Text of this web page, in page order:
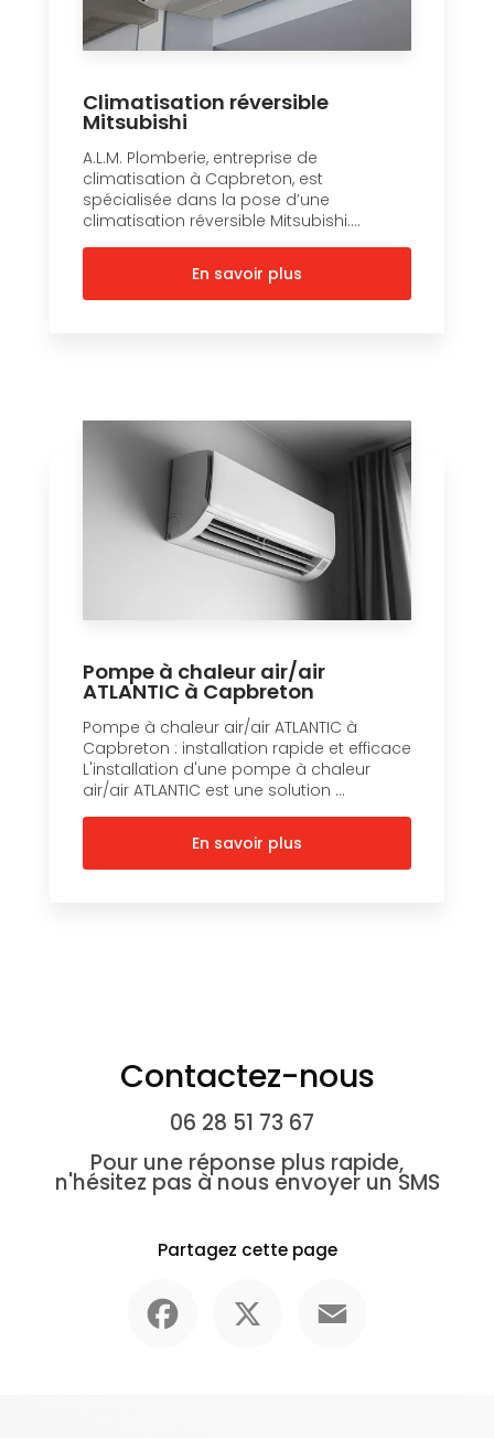
Climatisation réversible
Mitsubishi
A.L.M. Plomberie, entreprise de
climatisation à Capbreton, est
spécialisée dans la pose d’une
climatisation réversible Mitsubishi....
En savoir plus
Pompe à chaleur air/air
ATLANTIC à Capbreton
Pompe à chaleur air/air ATLANTIC à
Capbreton : installation rapide et efficace
L'installation d'une pompe à chaleur
air/air ATLANTIC est une solution ...
En savoir plus
Contactez-nous
06 28 51 73 67
Pour une réponse plus rapide,
n'hésitez pas à nous envoyer un SMS
Partagez cette page